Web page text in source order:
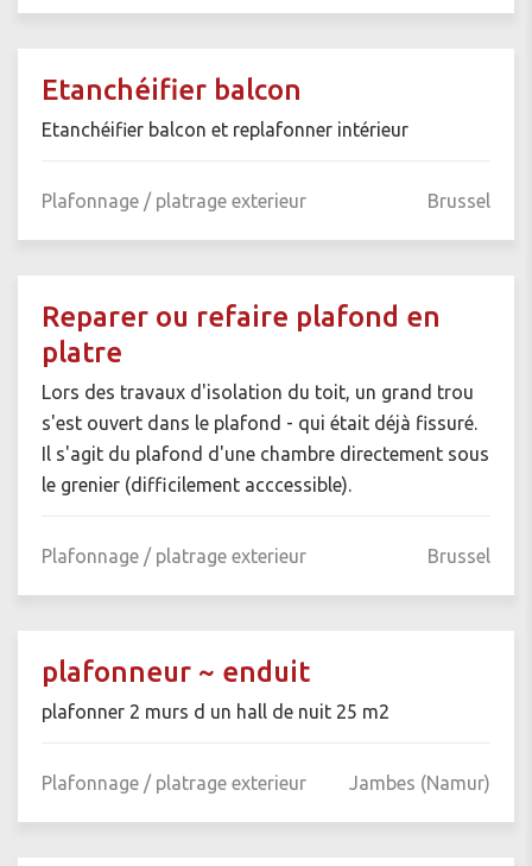
Etanchéifier balcon
Etanchéifier balcon et replafonner intérieur
Plafonnage / platrage exterieur Brussel
Reparer ou refaire plafond en
platre
Lors des travaux d'isolation du toit, un grand trou
s'est ouvert dans le plafond - qui était déjà fissuré.
Il s'agit du plafond d'une chambre directement sous
le grenier (difficilement acccessible).
Plafonnage / platrage exterieur Brussel
plafonneur ~ enduit
plafonner 2 murs d un hall de nuit 25 m2
Plafonnage / platrage exterieur Jambes (Namur)